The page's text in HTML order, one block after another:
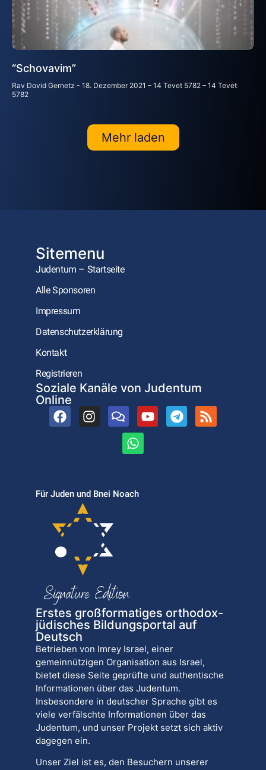
“Schovavim”
Rav Dovid Gernetz
18. Dezember 2021 – 14 Tevet 5782 – 14 Tevet
5782
Mehr laden
Sitemenu
Judentum – Startseite
Alle Sponsoren
Impressum
Datenschutzerklärung
Kontakt
Registrieren
Soziale Kanäle von Judentum
Online
Für Juden und Bnei Noach
Erstes großformatiges orthodox-
jüdisches Bildungsportal auf
Deutsch
Betrieben von Imrey Israel, einer
gemeinnützigen Organisation aus Israel,
bietet diese Seite geprüfte und authentische
Informationen über das Judentum.
Insbesondere in deutscher Sprache gibt es
viele verfälschte Informationen über das
Judentum, und unser Projekt setzt sich aktiv
dagegen ein.
Unser Ziel ist es, den Besuchern unserer